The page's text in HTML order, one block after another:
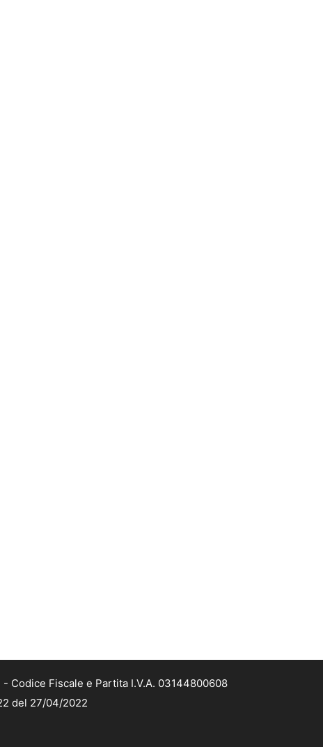
Codice Fiscale e Partita I.V.A. 03144800608
del 27/04/2022